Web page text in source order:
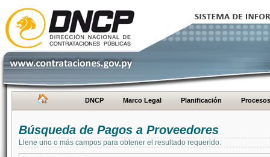
DNCP Marco Legal Planificación Procesos
Búsqueda de Pagos a Proveedores
Llene uno o más campos para obtener el resultado requerido.